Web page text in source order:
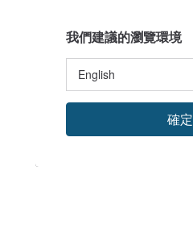
我們建議的瀏覽環境
確定